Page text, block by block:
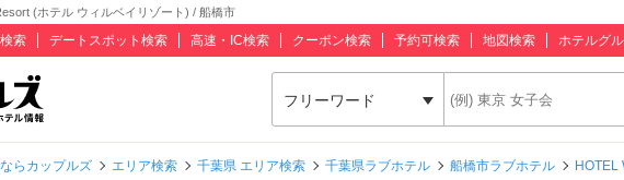
(ホテル ウィルベイリゾート) / 船橋市
索 デートスポット検索 高速・IC検索 クーポン検索 予約可検索 地図検索 ホテルグ
フリーワード
らカップルズ エリア検索 千葉県 エリア検索 千葉県ラブホテル 船橋市ラブホテル
HOTEL